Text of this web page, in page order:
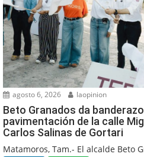
agosto 6, 2026 laopinion
Beto Granados da
pavimentación de la calle
Carlos Salinas de Gortari
Matamoros, Tam.- El alcalde Beto